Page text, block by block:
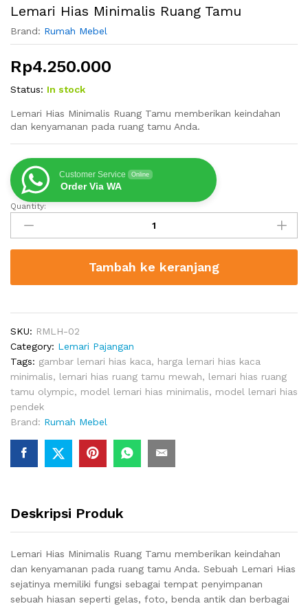
Lemari Hias Minimalis Ruang Tamu
Brand: Rumah Mebel
Rp4.250.000
Status: In stock
Lemari Hias Minimalis Ruang Tamu memberikan keindahan
dan kenyamanan pada ruang tamu Anda.
Customer Service Online
Order Via WA
Lemari
Hias
Minimalis
Ruang
quantity
Quantity:
Tambah ke keranjang
SKU: RMLH-02
Category: Lemari Pajangan
Tags: gambar lemari hias kaca, harga lemari hias kaca
minimalis, lemari hias ruang tamu mewah, lemari hias ruang
tamu olympic, model lemari hias minimalis, model lemari hias
pendek
Brand: Rumah Mebel
Deskripsi Produk
Lemari Hias Minimalis Ruang Tamu memberikan keindahan
dan kenyamanan pada ruang tamu Anda. Sebuah Lemari Hias
sejatinya memiliki fungsi sebagai tempat penyimpanan
sebuah hiasan seperti gelas, foto, benda antik dan berbagai